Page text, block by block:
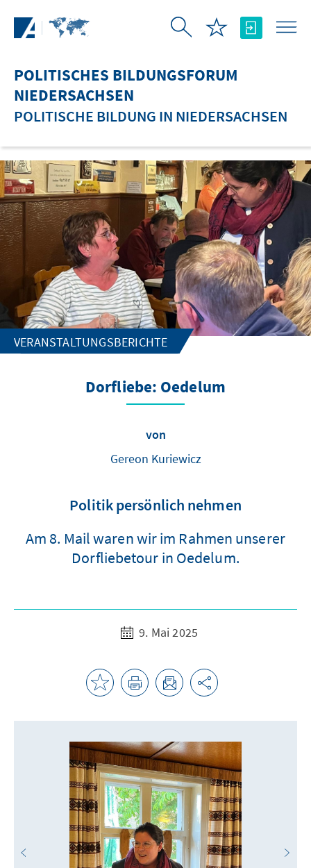
POLITISCHES BILDUNGSFORUM
NIEDERSACHSEN
POLITISCHE BILDUNG IN NIEDERSACHSEN
VERANSTALTUNGSBERICHTE
Dorfliebe: Oedelum
von
Gereon Kuriewicz
Politik persönlich nehmen
Am 8. Mail waren wir im Rahmen unserer
Dorfliebetour in Oedelum.
9. Mai 2025